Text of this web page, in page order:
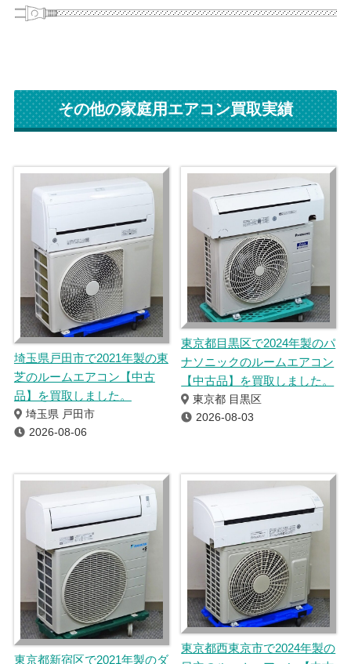
その他の家庭用エアコン買取実績
埼玉県戸田市で2021年製の東
芝のルームエアコン【中古
品】を買取しました。
埼玉県 戸田市
2026-08-06
東京都目黒区で2024年製のパ
ナソニックのルームエアコン
【中古品】を買取しました。
東京都 目黒区
2026-08-03
東京都新宿区で2021年製のダ
東京都西東京市で2024年製の